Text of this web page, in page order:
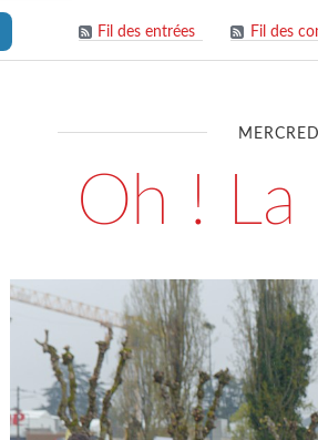
Fil des entrées Fil des
Oh !